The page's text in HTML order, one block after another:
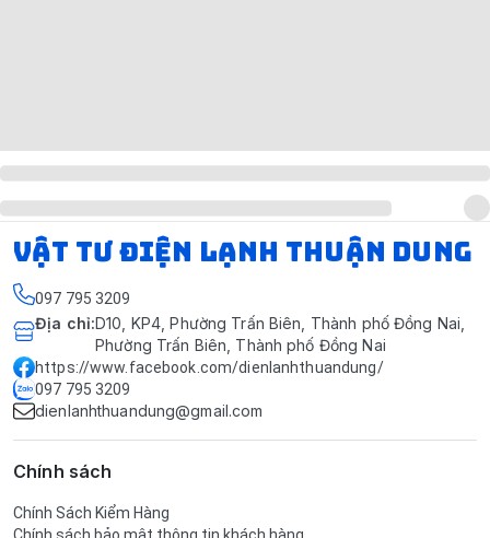
VẬT TƯ ĐIỆN LẠNH THUẬN DUNG
097 795 3209
Địa chỉ:D10, KP4, Phường Trấn Biên, Thành phố Đồng Nai,
Phường Trấn Biên, Thành phố Đồng Nai
https://www.facebook.com/dienlanhthuandung/
097 795 3209
dienlanhthuandung@gmail.com
Chính sách
Chính Sách Kiểm Hàng